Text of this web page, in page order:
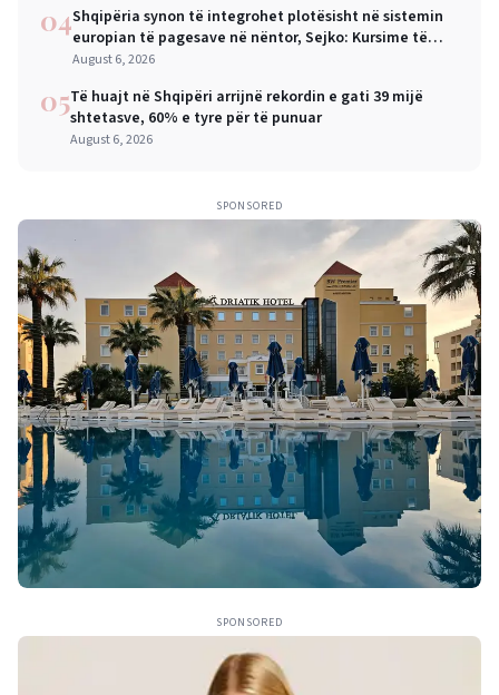
04Shqipëria synon të integrohet plotësisht në sistemin
europian të pagesave në nëntor, Sejko: Kursime të
mëdha për qytetarët dhe bizneset
August 6, 2026
05Të huajt në Shqipëri arrijnë rekordin e gati 39 mijë
shtetasve, 60% e tyre për të punuar
August 6, 2026
SPONSORED
SPONSORED